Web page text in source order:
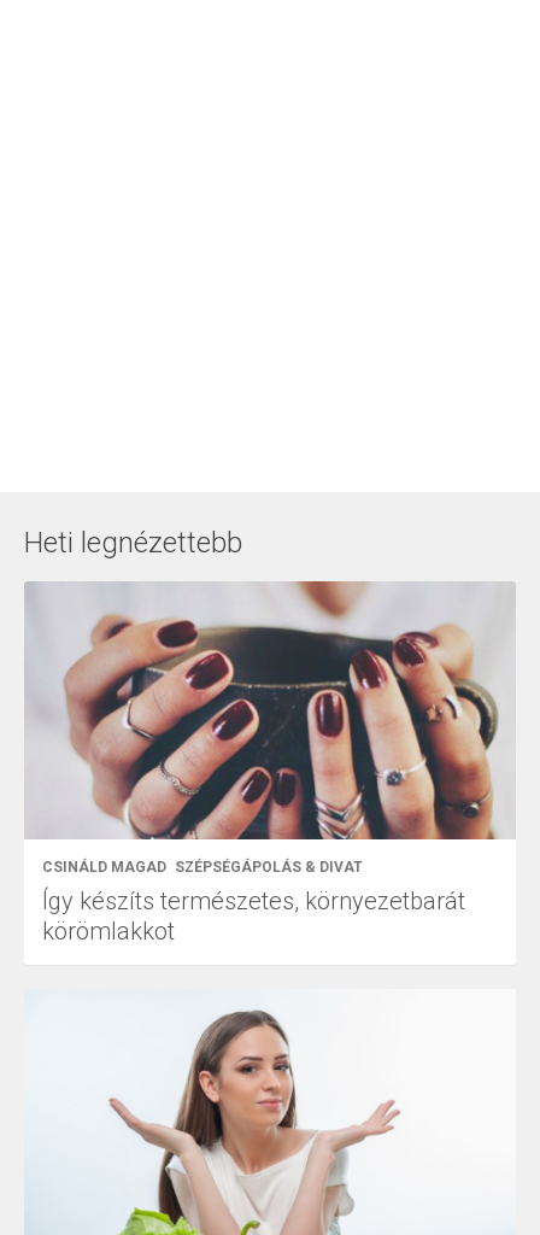
Heti legnézettebb
CSINÁLD MAGAD SZÉPSÉGÁPOLÁS & DIVAT
Így készíts természetes, környezetbarát
körömlakkot